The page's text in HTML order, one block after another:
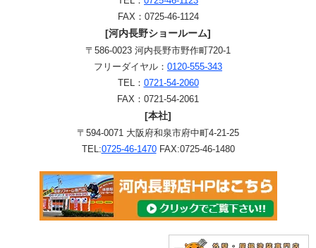
FAX：0725-46-1124
[河内長野ショールーム]
〒586-0023 河内長野市野作町720-1
フリーダイヤル： 0120-555-343
TEL： 0721-54-2060
FAX：0721-54-2061
[本社]
〒594-0071 大阪府和泉市府中町4-21-25
TEL:0725-46-1470FAX:0725-46-1480